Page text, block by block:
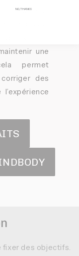
à se
en groupe
l'exercice
une
permet
des
fixer des objectifs.
NO, THANKS